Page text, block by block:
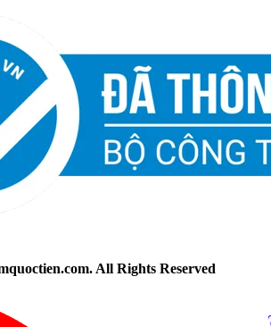
All Rights Reserved
(8h00 - 21h30)
(8h00 -